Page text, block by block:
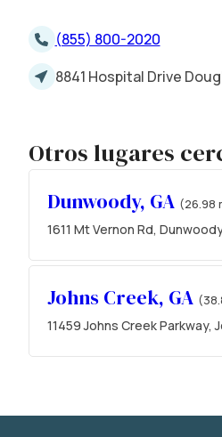
(855) 800-2020
8841 Hospital Drive
Otros lugares
Dunwoody, GA (26.98
1611 Mt Vernon Rd,
Johns Creek, GA
11459 Johns Creek Parkway,